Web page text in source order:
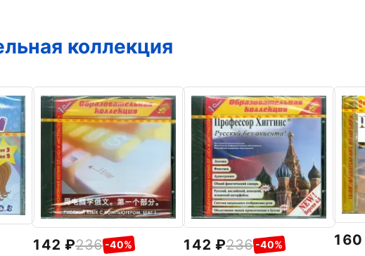
коллекция
142 236 -40% 142 236 -40% 160